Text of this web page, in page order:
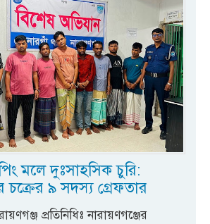
মলে দুঃসাহসিক চুরি:
চক্রের ৯ সদস্য গ্রেফতার
প্রতিনিধিঃ নারায়ণগঞ্জের